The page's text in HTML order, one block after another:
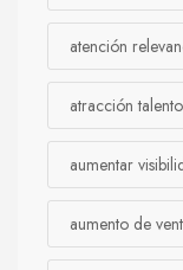
atención
atracción talento
aumentar
aumento de